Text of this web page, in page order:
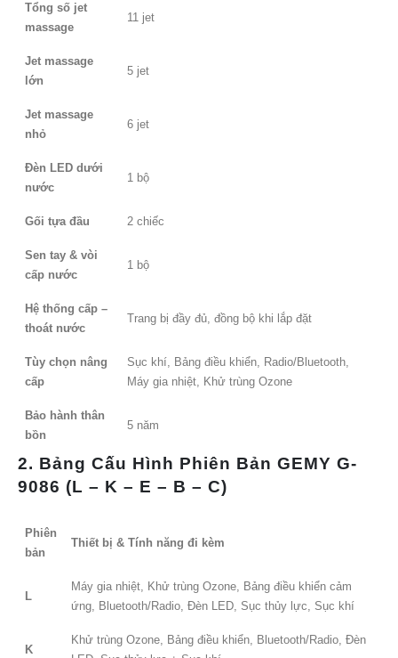
Tổng số jet
massage
11 jet
Jet massage
lớn
5 jet
Jet massage
nhỏ
6 jet
Đèn LED dưới
nước
1 bộ
Gối tựa đầu 2 chiếc
Sen tay & vòi
cấp nước
1 bộ
Hệ thống cấp –
thoát nước
Trang bị đầy đủ, đồng bộ khi lắp đặt
Tùy chọn nâng
cấp
Sục khí, Bảng điều khiển, Radio/Bluetooth,
Máy gia nhiệt, Khử trùng Ozone
Bảo hành thân
bồn
5 năm
2. Bảng Cấu Hình Phiên Bản GEMY G-
9086 (L – K – E – B – C)
Phiên
bản
Thiết bị & Tính năng đi kèm
L
Máy gia nhiệt, Khử trùng Ozone, Bảng điều khiển cảm
ứng, Bluetooth/Radio, Đèn LED, Sục thủy lực, Sục khí
K
Khử trùng Ozone, Bảng điều khiển, Bluetooth/Radio, Đèn